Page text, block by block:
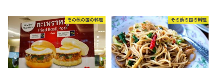
その他の国の料理 その他の国の料理